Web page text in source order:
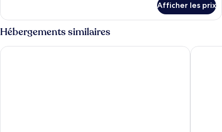
Chambre
Afficher les prix
Hébergements similaires
West.inn48 - Self Check-In Hotel Shihlin